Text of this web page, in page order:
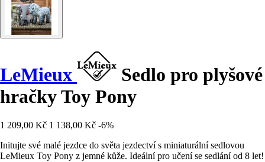
LeMieux
Sedlo pro plyšové
hračky Toy Pony
1 209,00 Kč 1 138,00 Kč -6%
Initujte své malé jezdce do světa jezdectví s miniaturální sedlovou
LeMieux Toy Pony z jemné kůže. Ideální pro učení se sedlání od 8 let!